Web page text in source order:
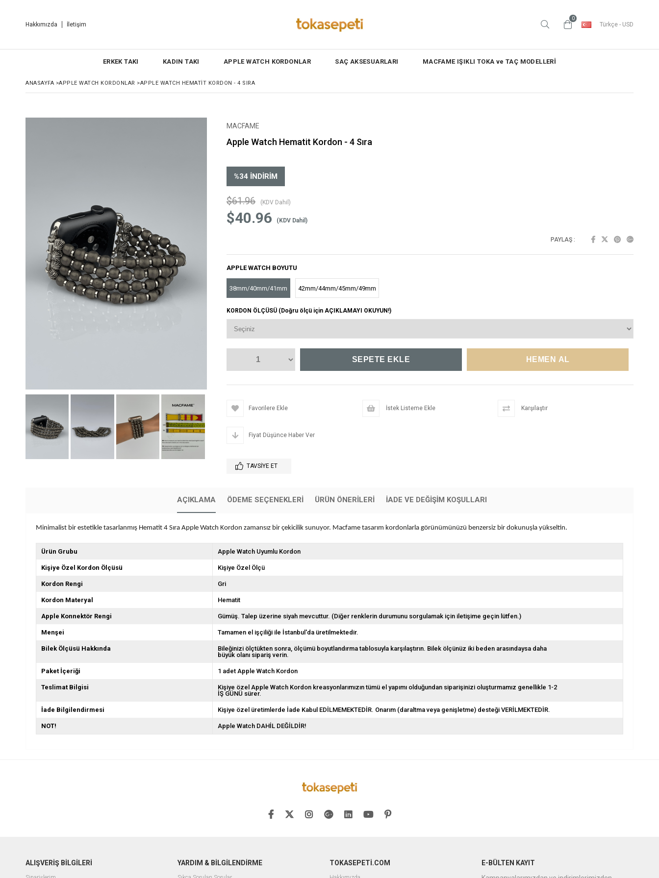
Hakkımızda İletişim
0
Türkçe - USD
ERKEK TAKI KADIN TAKI APPLE WATCH KORDONLAR SAÇ AKSESUARLARI MACFAME IŞIKLI TOKA ve TAÇ MODELLERİ
ANASAYFA >APPLE WATCH KORDONLAR >APPLE WATCH HEMATIT KORDON - 4 SIRA
MACFAME
Apple Watch Hematit Kordon - 4 Sıra
%34 İNDIRIM
$61.96 (KDV Dahil)
$40.96 (KDV Dahil)
PAYLAŞ :
APPLE WATCH BOYUTU
38mm/40mm/41mm 42mm/44mm/45mm/49mm
KORDON ÖLÇÜSÜ (Doğru ölçü için AÇIKLAMAYI OKUYUN!)
Favorilere Ekle İstek Listeme Ekle Karşılaştır
Fiyat Düşünce Haber Ver
TAVSIYE ET
AÇIKLAMA ÖDEME SEÇENEKLERI ÜRÜN ÖNERILERI İADE VE DEĞİŞİM KOŞULLARI
Minimalist bir estetikle tasarlanmış Hematit 4 Sıra Apple Watch Kordon zamansız bir çekicilik sunuyor. Macfame tasarım kordonlarla görünümünüzü benzersiz bir dokunuşla yükseltin.
Ürün Grubu Apple Watch Uyumlu Kordon
Kişiye Özel Kordon Ölçüsü Kişiye Özel Ölçü
Kordon Rengi Gri
Kordon Materyal Hematit
Apple Konnektör Rengi Gümüş. Talep üzerine siyah mevcuttur. (Diğer renklerin durumunu sorgulamak için iletişime geçin lütfen.)
Menşei Tamamen el işçiliği ile İstanbul'da üretilmektedir.
Bilek Ölçüsü Hakkında
Bileğinizi ölçtükten sonra, ölçümü boyutlandırma tablosuyla karşılaştırın. Bilek ölçünüz iki beden arasındaysa daha
büyük olanı sipariş verin.
Paket İçeriği 1 adet Apple Watch Kordon
Teslimat Bilgisi
Kişiye özel Apple Watch Kordon kreasyonlarımızın tümü el yapımı olduğundan siparişinizi oluşturmamız genellikle 1-2
İŞ GÜNÜ sürer.
İade Bilgilendirmesi Kişiye özel üretimlerde İade Kabul EDİLMEMEKTEDİR. Onarım (daraltma veya genişletme) desteği VERİLMEKTEDİR.
NOT! Apple Watch DAHİL DEĞİLDİR!
ALIŞVERİŞ BİLGİLERİ YARDIM & BİLGİLENDİRME TOKASEPETİ.COM
E-BÜLTEN KAYIT